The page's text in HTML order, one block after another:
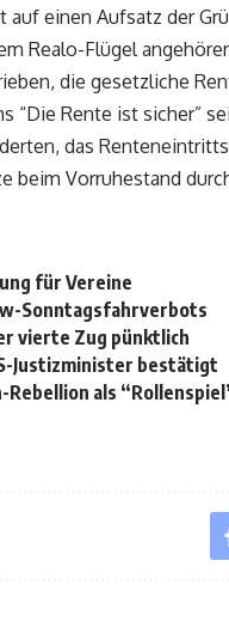
einen Aufsatz der
Realo-Flügel
die gesetzliche
“Die Rente ist sicher”
das
beim Vorruhestand
für Vereine
Sonntagsfahrverbots
vierte Zug pünktlich
Justizminister bestätigt
als